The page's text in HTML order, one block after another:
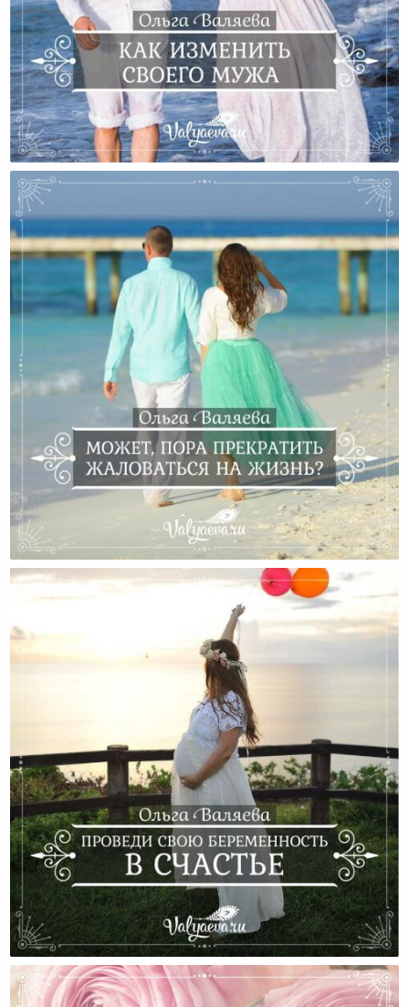
Как Изменить Своего Мужа
Может, Пора Прекратить Жаловаться На Жизнь?
Проведи Свою Беременность В Счастье